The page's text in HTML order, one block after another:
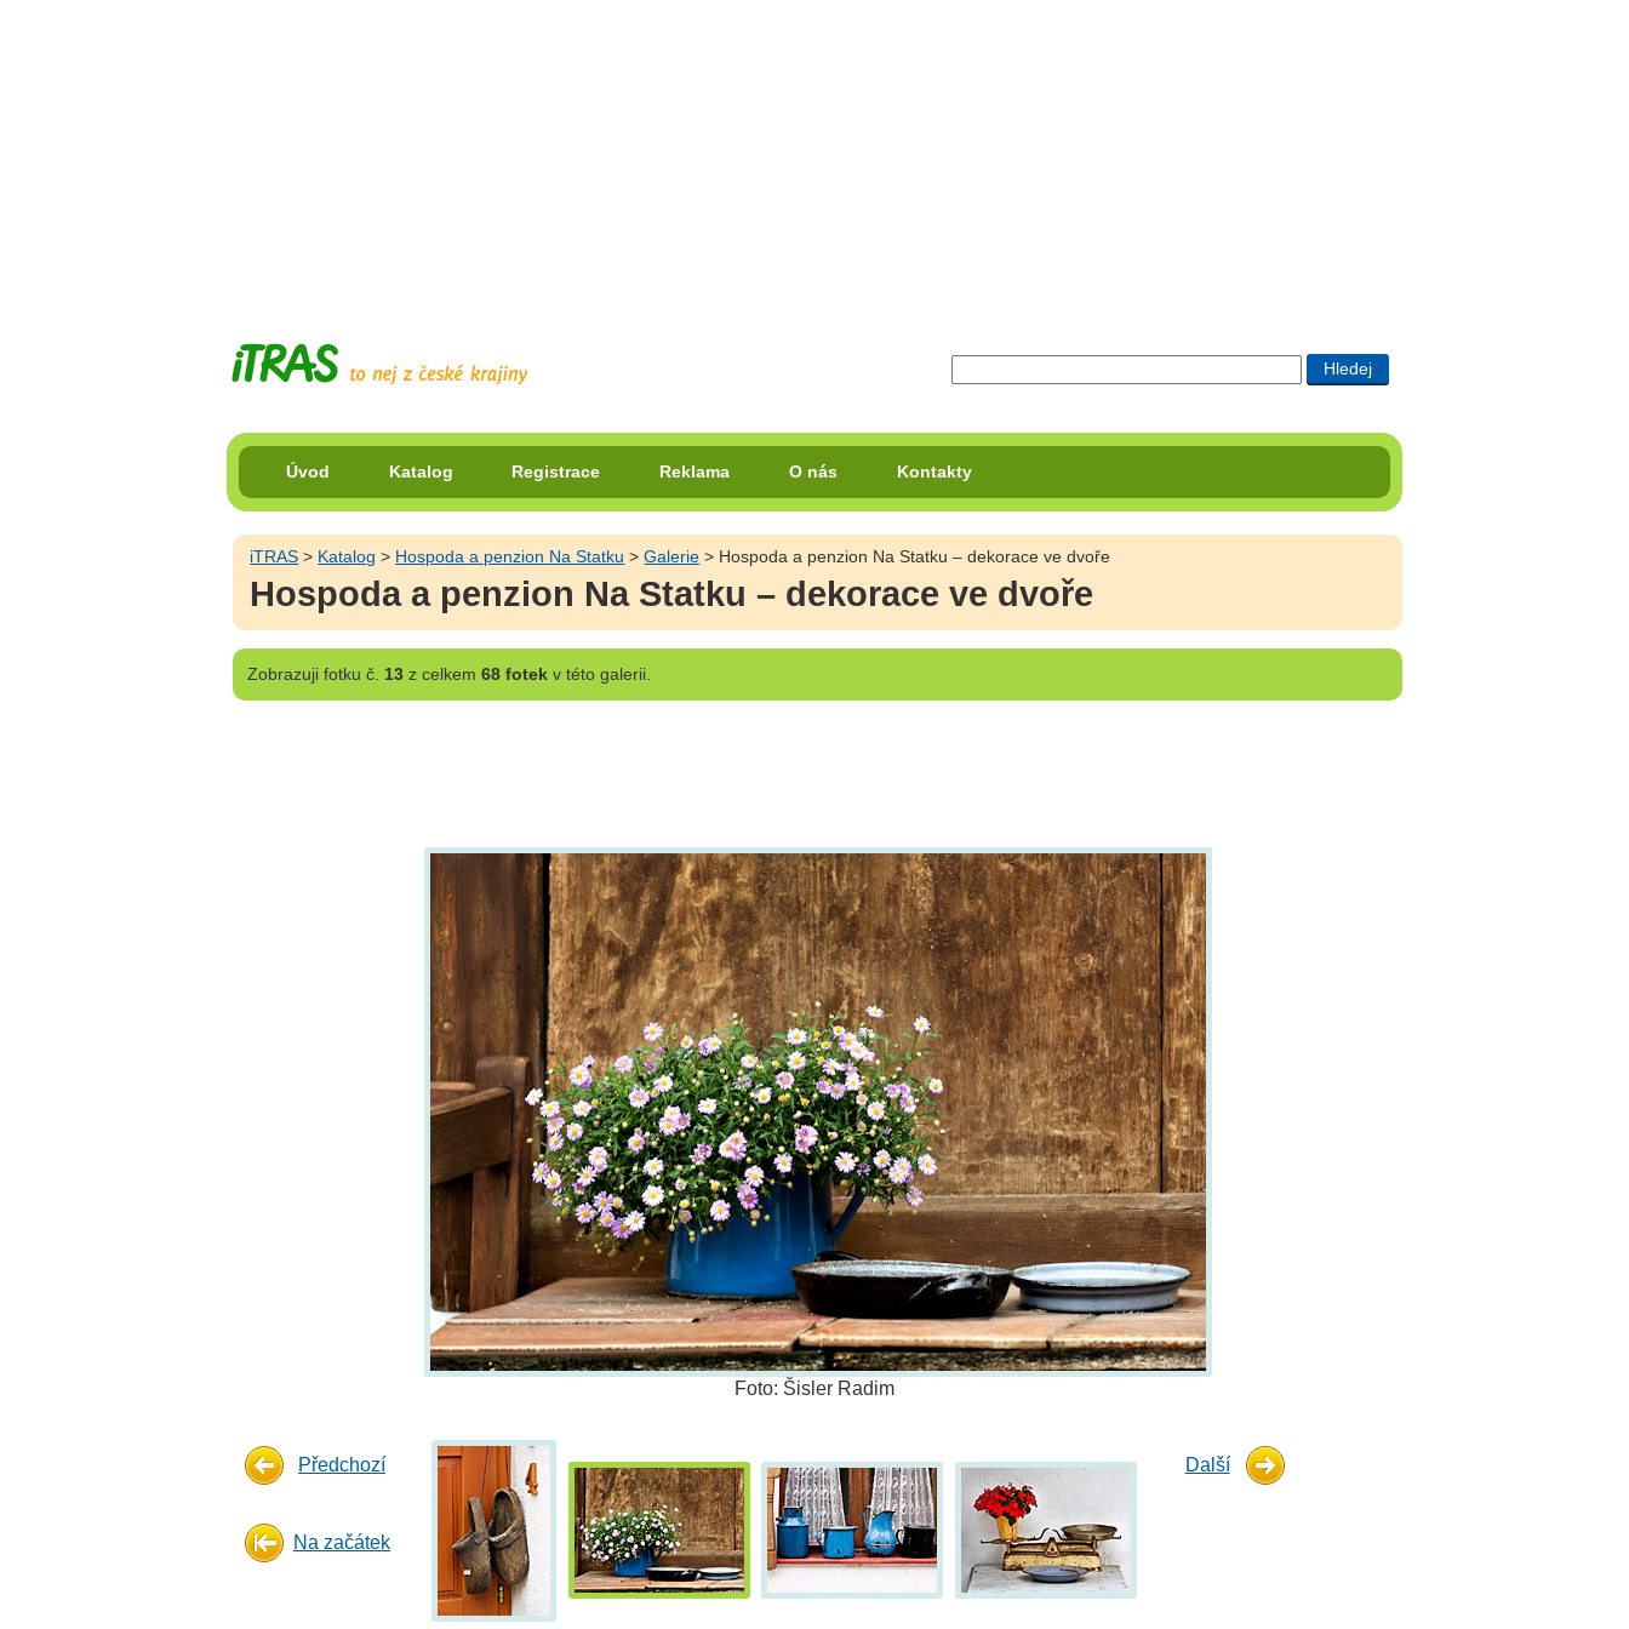
Úvod Katalog Registrace Reklama O nás Kontakty
iTRAS > Katalog > Hospoda a penzion Na Statku >Galerie > Hospoda a penzion Na Statku – dekorace ve dvoře
Hospoda a penzion Na Statku – dekorace ve dvoře
Zobrazujifotku č. 13z celkem 68 fotekv této galerii.
Foto: Šisler Radim
Předchozí
Na začátek
Další